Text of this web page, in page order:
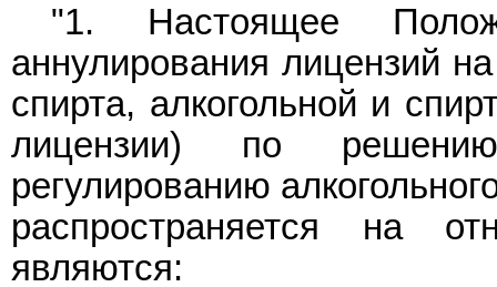
"1. Настоящее
аннулирования лицензий
спирта, алкогольной и
лицензии) по
регулированию
распространяется на
являются: